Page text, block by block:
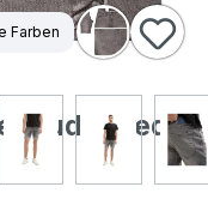
Farben
used